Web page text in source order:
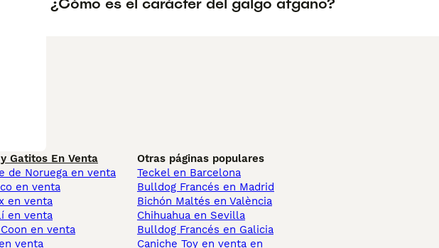
Gatitos En Venta
de Noruega en venta
en venta
en venta
en venta
en venta
venta
Otras páginas populares
Teckel en Barcelona
Bulldog Francés en Madrid
Bichón Maltés en València
Chihuahua en Sevilla
Bulldog Francés en Galicia
Caniche Toy en venta en